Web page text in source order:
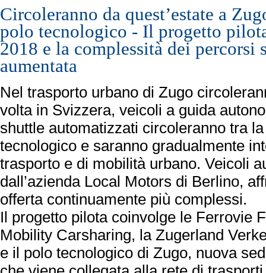
Circoleranno da quest’estate a
polo tecnologico - Il progetto
2018 e la complessità dei percorsi
aumentata
Nel trasporto urbano di Zugo
volta in Svizzera, veicoli a guida
shuttle automatizzati circoleranno tra
tecnologico e saranno gradualmente
trasporto e di mobilità urbano. Veicoli
dall’azienda Local Motors di Berlino,
offerta continuamente più complessi.
Il progetto pilota coinvolge le Ferrovie
Mobility Carsharing, la Zugerland
e il polo tecnologico di Zugo, nuova